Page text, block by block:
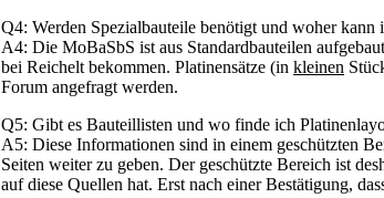
Q4: Werden Spezialbauteile benötigt und woher kann
A4: Die MoBaSbS ist aus Standardbauteilen
bei Reichelt bekommen. Platinensätze (in kleinen
Forum angefragt werden.
Q5: Gibt es Bauteillisten und wo finde ich
A5: Diese Informationen sind in einem geschützten
Seiten weiter zu geben. Der geschützte Bereich ist
auf diese Quellen hat. Erst nach einer Bestätigung,